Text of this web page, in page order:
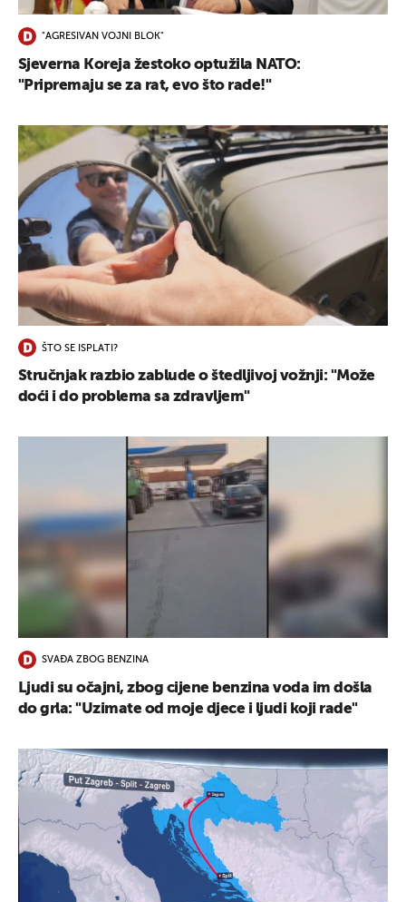
"AGRESIVAN VOJNI BLOK"
Sjeverna Koreja žestoko optužila NATO:
"Pripremaju se za rat, evo što rade!"
ŠTO SE ISPLATI?
Stručnjak razbio zablude o štedljivoj vožnji: "Može
doći i do problema sa zdravljem"
SVAĐA ZBOG BENZINA
Ljudi su očajni, zbog cijene benzina voda im došla
do grla: "Uzimate od moje djece i ljudi koji rade"